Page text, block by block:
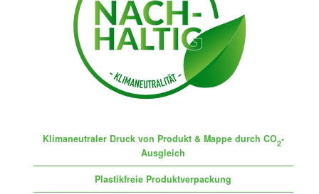
Klimaneutraler Druck von Produkt & Mappe durch CO2-
Ausgleich
Plastikfreie Produktverpackung